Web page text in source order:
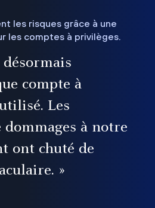
les risques grâce à une
les comptes à privilèges.
désormais
compte à
Les
à notre
ont chuté de
»